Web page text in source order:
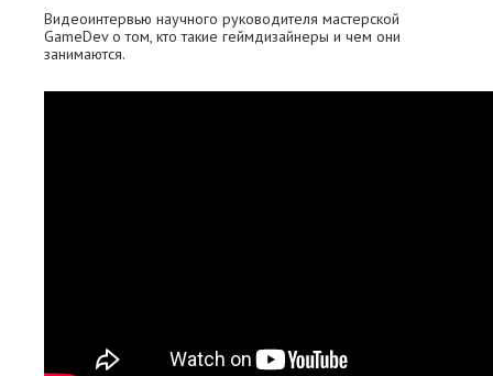
Видеоинтервью научного руководителя мастерской
GameDev о том, кто такие геймдизайнеры и чем они
занимаются.